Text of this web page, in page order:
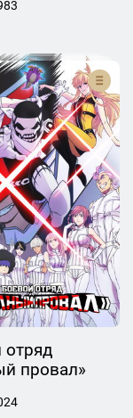
отряд
провал»